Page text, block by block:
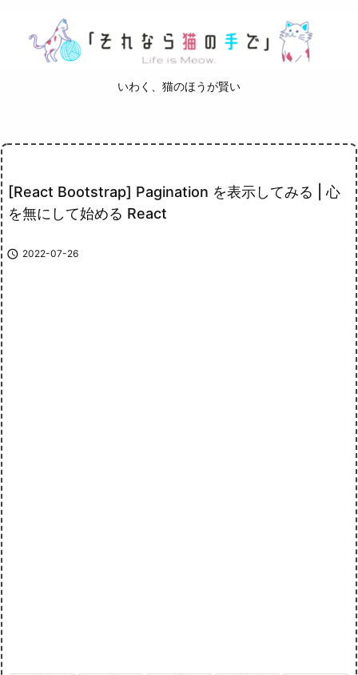
いわく、猫のほうが賢い
[React Bootstrap] Pagination を表示してみる | 心
を無にして始める React
 2022-07-26